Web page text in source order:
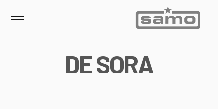
DESORA